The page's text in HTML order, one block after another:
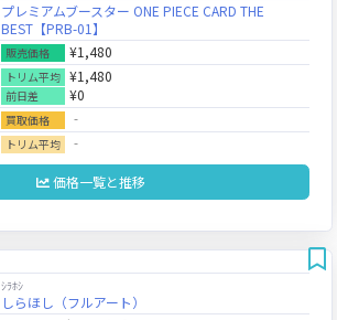
プレミアムブースター ONE PIECE CARD THE
BEST【PRB-01】
販売価格 ¥1,480
トリム平均 ¥1,480
前日差 ¥0
買取価格 ‐
トリム平均 ‐
価格一覧と推移
ｼﾗﾎｼ
しらほし（フルアート）